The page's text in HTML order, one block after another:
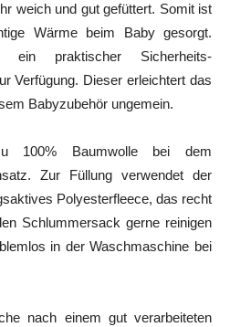
weich und gut gefüttert. Somit ist
Wärme beim Baby gesorgt.
praktischer Sicherheits-
Verfügung. Dieser erleichtert das
Babyzubehör ungemein.
100% Baumwolle bei dem
Zur Füllung verwendet der
Polyesterfleece, das recht
Schlummersack gerne reinigen
in der Waschmaschine bei
nach einem gut verarbeiteten